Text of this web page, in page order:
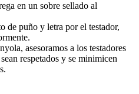
en un sobre sellado al
de puño y letra por el testador,
asesoramos a los testadores
respetados y se minimicen